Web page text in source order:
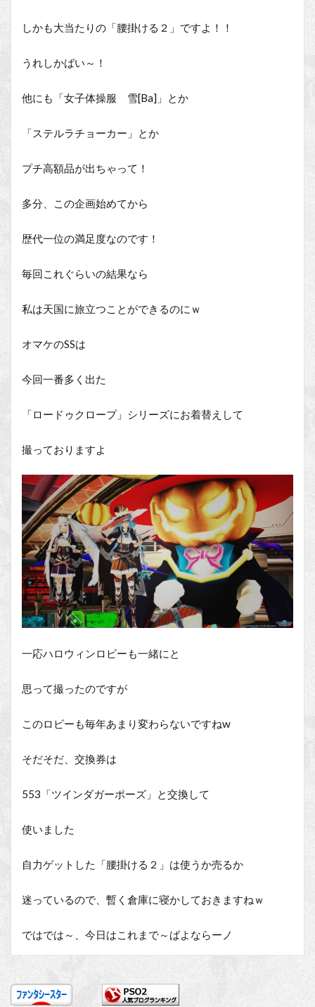
しかも大当たりの「腰掛ける２」ですよ！！
うれしかばい～！
他にも「女子体操服 雪[Ba]」とか
「ステルラチョーカー」とか
プチ高額品が出ちゃって！
多分、この企画始めてから
歴代一位の満足度なのです！
毎回これぐらいの結果なら
私は天国に旅立つことができるのにｗ
オマケのSSは
今回一番多く出た
「ロードゥクロープ」シリーズにお着替えして
撮っておりますよ
一応ハロウィンロビーも一緒にと
思って撮ったのですが
このロビーも毎年あまり変わらないですねw
そだそだ、交換券は
553「ツインダガーポーズ」と交換して
使いました
自力ゲットした「腰掛ける２」は使うか売るか
迷っているので、暫く倉庫に寝かしておきますねｗ
ではでは～、今日はこれまで～ばよならーノ